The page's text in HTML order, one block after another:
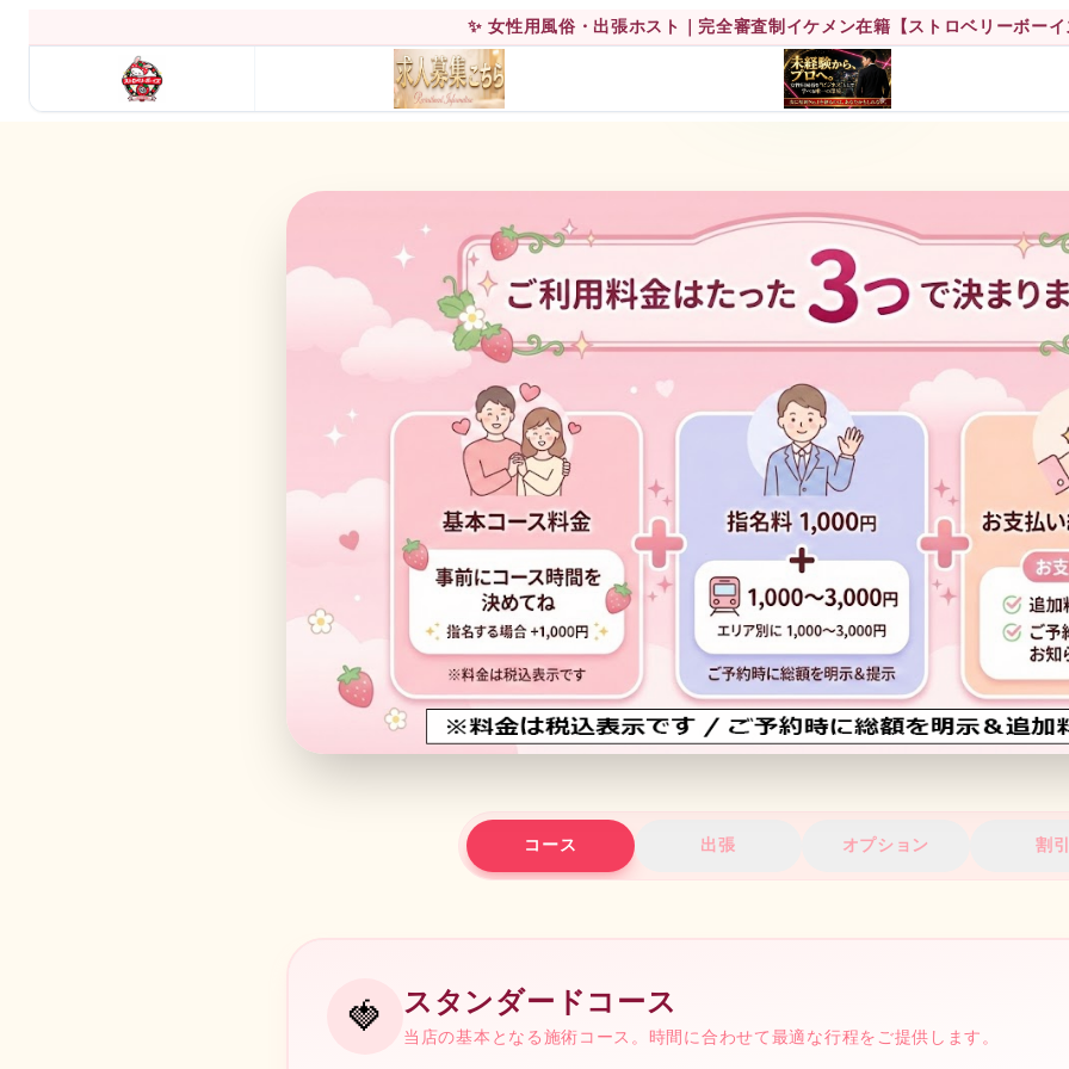
✨ 女性用風俗・出張ホスト｜完全審査制イケメン在籍【ストロベリーボー
料金システム
コース 出張 オプション 割
🍓 スタンダードコース
当店の基本となる施術コース。時間に合わせて最適な行程をご提供します。